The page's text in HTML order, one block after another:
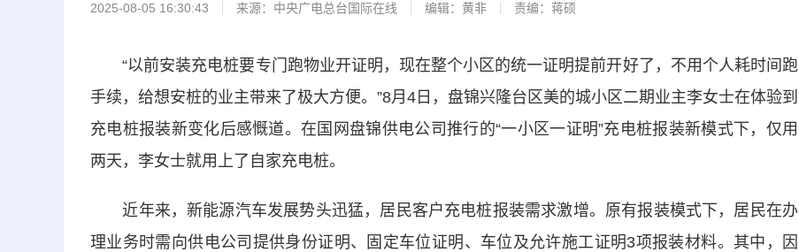
2025-08-05 16:30:43 来源：中央广电总台国际在线 编辑：黄非 责编：蒋硕
“以前安装充电桩要专门跑物业开证明，现在整个小区的统一证明提前开好了，不用个人耗时间跑
手续，给想安桩的业主带来了极大方便。”8月4日，盘锦兴隆台区美的城小区二期业主李女士在体验到
充电桩报装新变化后感慨道。在国网盘锦供电公司推行的“一小区一证明”充电桩报装新模式下，仅用
两天，李女士就用上了自家充电桩。
近年来，新能源汽车发展势头迅猛，居民客户充电桩报装需求激增。原有报装模式下，居民在办
理业务时需向供电公司提供身份证明、固定车位证明、车位及允许施工证明3项报装材料。其中，因